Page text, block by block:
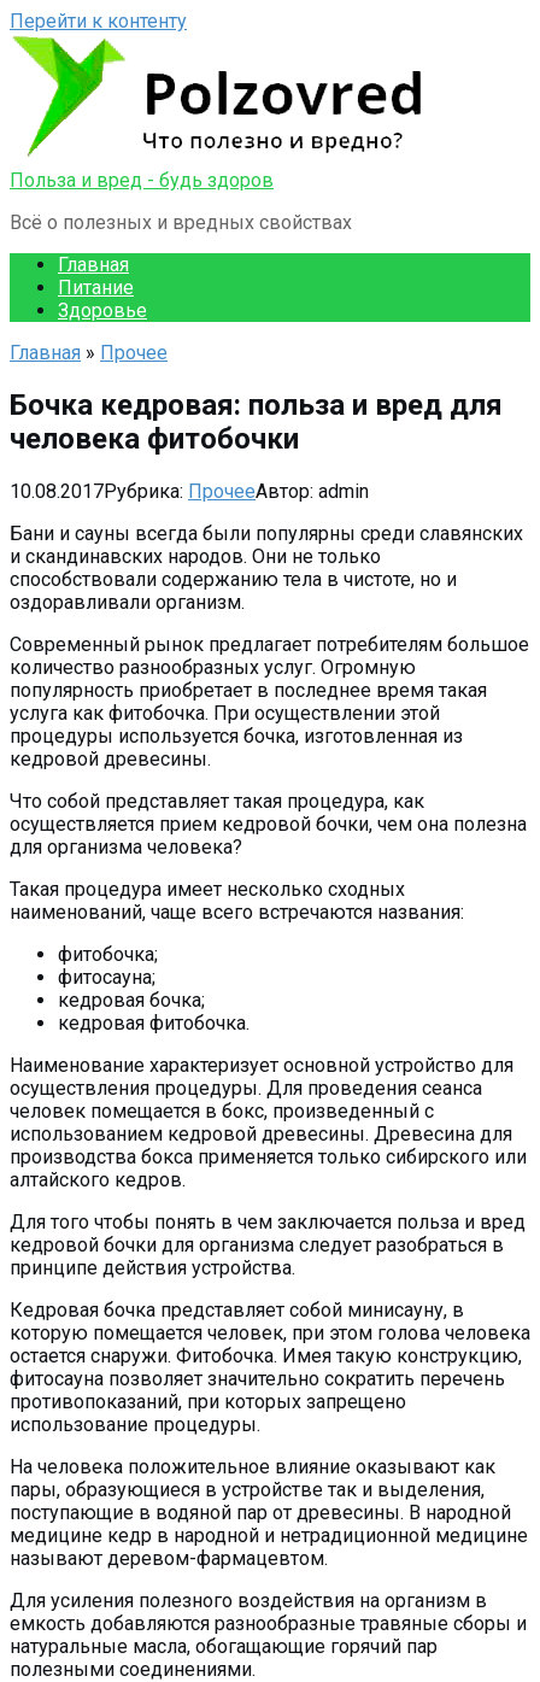
Перейти к контенту
Польза и вред - будь здоров
Всё о полезных и вредных свойствах
Главная
Питание
Здоровье
Главная » Прочее
Бочка кедровая: польза и вред для
человека фитобочки
10.08.2017Рубрика: ПрочееАвтор: admin
Бани и сауны всегда были популярны среди славянских
и скандинавских народов. Они не только
способствовали содержанию тела в чистоте, но и
оздоравливали организм.
Современный рынок предлагает потребителям большое
количество разнообразных услуг. Огромную
популярность приобретает в последнее время такая
услуга как фитобочка. При осуществлении этой
процедуры используется бочка, изготовленная из
кедровой древесины.
Что собой представляет такая процедура, как
осуществляется прием кедровой бочки, чем она полезна
для организма человека?
Такая процедура имеет несколько сходных
наименований, чаще всего встречаются названия:
фитобочка;
фитосауна;
кедровая бочка;
кедровая фитобочка.
Наименование характеризует основной устройство для
осуществления процедуры. Для проведения сеанса
человек помещается в бокс, произведенный с
использованием кедровой древесины. Древесина для
производства бокса применяется только сибирского или
алтайского кедров.
Для того чтобы понять в чем заключается польза и вред
кедровой бочки для организма следует разобраться в
принципе действия устройства.
Кедровая бочка представляет собой минисауну, в
которую помещается человек, при этом голова человека
остается снаружи. Фитобочка. Имея такую конструкцию,
фитосауна позволяет значительно сократить перечень
противопоказаний, при которых запрещено
использование процедуры.
На человека положительное влияние оказывают как
пары, образующиеся в устройстве так и выделения,
поступающие в водяной пар от древесины. В народной
медицине кедр в народной и нетрадиционной медицине
называют деревом-фармацевтом.
Для усиления полезного воздействия на организм в
емкость добавляются разнообразные травяные сборы и
натуральные масла, обогащающие горячий пар
полезными соединениями.